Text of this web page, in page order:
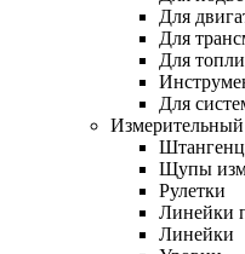
Для
Для
Для
Для
Щупы
Рулетки
Линейки
Линейки